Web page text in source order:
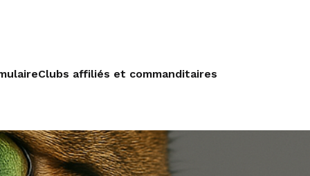
Clubs affiliés et commanditaires